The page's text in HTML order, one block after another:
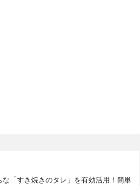
な「すき焼きのタレ」を有効活用！簡単